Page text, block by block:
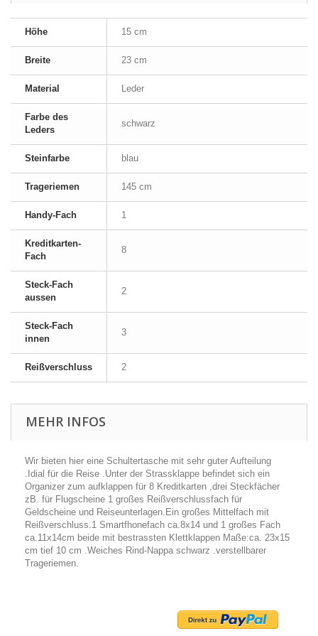
Höhe 15 cm
Breite 23 cm
Material Leder
Farbe des
Leders
schwarz
Steinfarbe blau
Trageriemen 145 cm
Handy-Fach 1
Kreditkarten-
Fach
8
Steck-Fach
aussen
2
Steck-Fach
innen
3
Reißverschluss 2
MEHR INFOS
Wir bieten hier eine Schultertasche mit sehr guter Aufteilung
.Idial für die Reise .Unter der Strassklappe befindet sich ein
Organizer zum aufklappen für 8 Kreditkarten ,drei Steckfächer
zB. für Flugscheine 1 großes Reißverschlussfach für
Geldscheine und Reiseunterlagen.Ein großes Mittelfach mit
Reißverschluss.1 Smartfhonefach ca.8x14 und 1 großes Fach
ca.11x14cm beide mit bestrassten Klettklappen Maße:ca. 23x15
cm tief 10 cm .Weiches Rind-Nappa schwarz .verstellbarer
Trageriemen.